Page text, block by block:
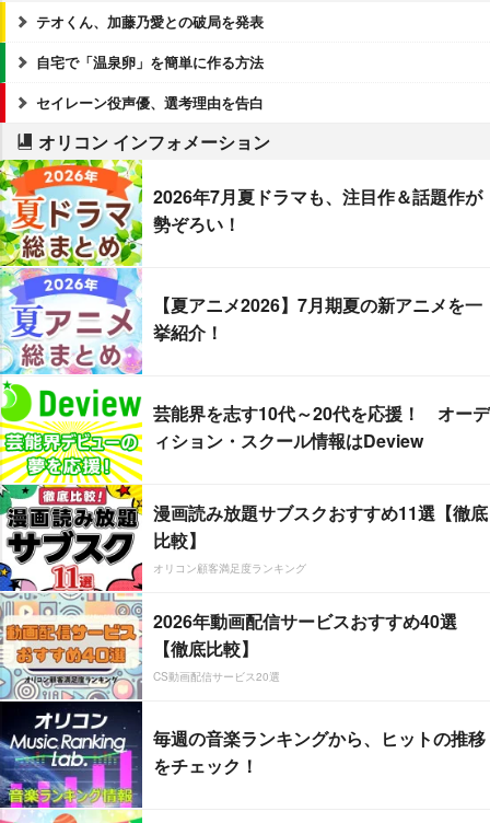
テオくん、加藤乃愛との破局を発表
自宅で「温泉卵」を簡単に作る方法
セイレーン役声優、選考理由を告白
オリコン インフォメーション
2026年7月夏ドラマも、注目作＆話題作が
勢ぞろい！
【夏アニメ2026】7月期夏の新アニメを一
挙紹介！
芸能界を志す10代～20代を応援！ オーデ
ィション・スクール情報はDeview
漫画読み放題サブスクおすすめ11選【徹底
比較】
オリコン顧客満足度ランキング
2026年動画配信サービスおすすめ40選
【徹底比較】
CS動画配信サービス20選
毎週の音楽ランキングから、ヒットの推移
をチェック！